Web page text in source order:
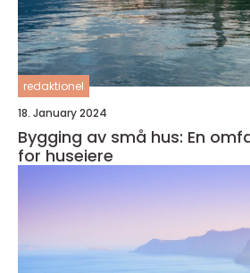
redaktionel
18. January 2024
Bygging av små hus: En
for huseiere